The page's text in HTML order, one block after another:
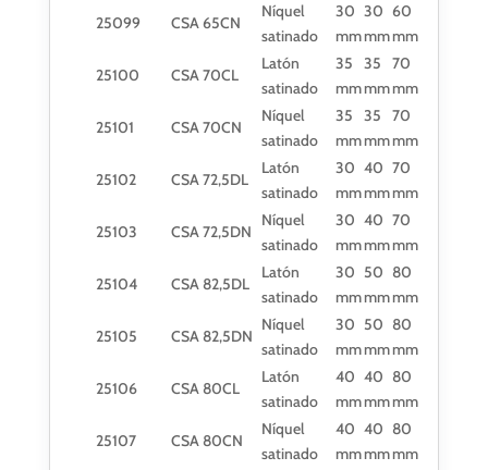
25099
CSA 65CN
Níquel
satinado
30
mm
30
mm
60
mm
25100
CSA 70CL
Latón
satinado
35
mm
35
mm
70
mm
25101
CSA 70CN
Níquel
satinado
35
mm
35
mm
70
mm
25102
CSA 72,5DL
Latón
satinado
30
mm
40
mm
70
mm
25103
CSA 72,5DN
Níquel
satinado
30
mm
40
mm
70
mm
25104
CSA 82,5DL
Latón
satinado
30
mm
50
mm
80
mm
25105
CSA 82,5DN
Níquel
satinado
30
mm
50
mm
80
mm
25106
CSA 80CL
Latón
satinado
40
mm
40
mm
80
mm
25107
CSA 80CN
Níquel
satinado
40
mm
40
mm
80
mm